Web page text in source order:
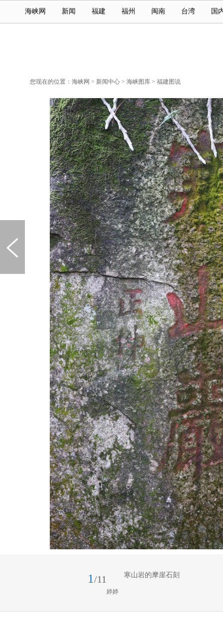
海峡网 新闻 福建 福州 闽南 台湾 国
您现在的位置： 海峡网 > 新闻中心 > 海峡图库 > 福建图说
1 /11 寒山岩的摩崖石刻
婷婷